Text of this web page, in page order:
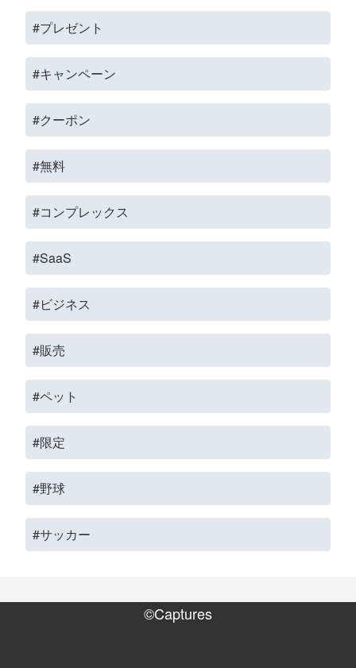
#プレゼント
#キャンペーン
#クーポン
#無料
#コンプレックス
#SaaS
#ビジネス
#販売
#ペット
#限定
#野球
#サッカー
©Captures